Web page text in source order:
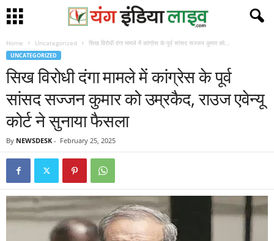
Home Uncategorized सिख विरोधी दंगा मामले में कांग्रेस के पूर्व सांसद सज्जन कुमार को...
UNCATEGORIZED
सिख विरोधी दंगा मामले में कांग्रेस के पूर्व
सांसद सज्जन कुमार को उम्रकैद, राउज एवेन्यू
कोर्ट ने सुनाया फैसला
By NEWSDESK - February 25, 2025